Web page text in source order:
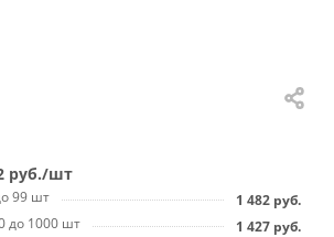
руб./шт
99 шт 1 482 руб.
до 1000 шт
1 427 руб.